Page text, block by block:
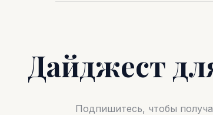
Дайджест
Подпишитесь, чтобы